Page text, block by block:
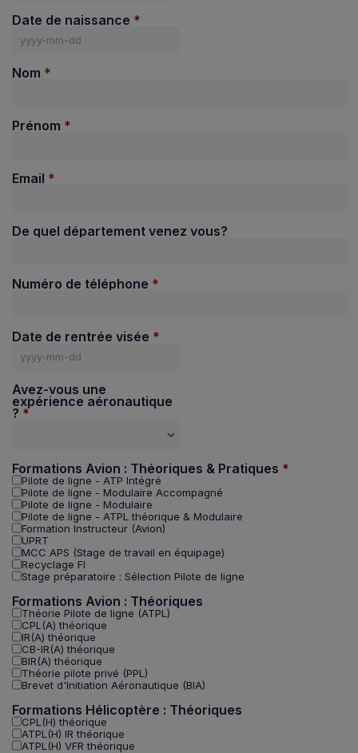
Date de naissance
Nom
Prénom
Email
De quel département venez vous?
Numéro de téléphone
Date de rentrée visée
Avez-vous une
expérience aéronautique
?
Formations Avion : Théoriques & Pratiques
Pilote de ligne - ATP Intégré
Pilote de ligne - Modulaire Accompagné
Pilote de ligne - Modulaire
Pilote de ligne - ATPL théorique & Modulaire
Formation Instructeur (Avion)
UPRT
MCC APS (Stage de travail en équipage)
Recyclage FI
Stage préparatoire : Sélection Pilote de ligne
Formations Avion : Théoriques
Théorie Pilote de ligne (ATPL)
CPL(A) théorique
IR(A) théorique
CB-IR(A) théorique
BIR(A) théorique
Théorie pilote privé (PPL)
Brevet d'Initiation Aéronautique (BIA)
Formations Hélicoptère : Théoriques
CPL(H) théorique
ATPL(H) IR théorique
ATPL(H) VFR théorique